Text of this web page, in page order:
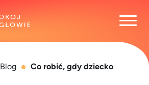
Blog
Co robić, gdy dziecko